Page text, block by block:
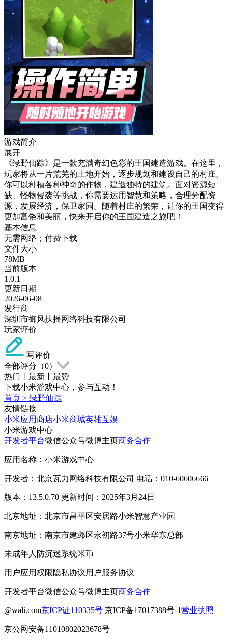
游戏简介
展开
《绿野仙踪》是一款充满奇幻色彩的王国建造游戏。在这里，
玩家将从一片荒芜的土地开始，逐步规划和建设自己的村庄。
你可以种植各种神奇的作物，建造独特的建筑。面对资源短
缺、怪物侵袭等挑战，你需要运用智慧和策略，合理分配资
源，发展经济，保卫家园。随着村庄的繁荣，让你的王国变得
更加富饶和美丽，快来开启你的王国建造之旅吧！
基本信息
无需网络；付费下载
文件大小
78MB
当前版本
1.0.1
更新日期
2026-06-08
发行商
深圳市御风扶摇网络科技有限公司
玩家评价
写评价
全部评分（0）
热门
最新
最赞
下载小米游戏中心，参与互动！
首页 > 绿野仙踪
友情链接
小米应用商店小米商城英雄互娱
小米游戏中心
开发者平台微信公众号微博主页商务合作
应用名称：小米游戏中心
开发者：北京瓦力网络科技有限公司 电话：010-60606666
版本：13.5.0.70 更新时间：2025年3月24日
北京地址：北京市昌平区安居路小米智慧产业园
南京地址：南京市建邺区永初路37号小米华东总部
未成年人防沉迷系统米币
用户应用权限隐私协议用户服务协议
开发者平台微信公众号微博主页商务合作
@wali.com京ICP证110335号 京ICP备17017388号-1营业执照
京公网安备11010802023678号